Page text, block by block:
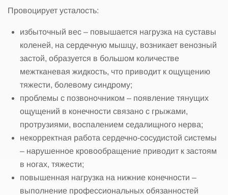
Провоцирует усталость:
избыточный вес – повышается нагрузка на суставы
коленей, на сердечную мышцу, возникает венозный
застой, образуется в большом количестве
межтканевая жидкость, что приводит к ощущению
тяжести, болевому синдрому;
проблемы с позвоночником – появление тянущих
ощущений в конечности связано с грыжами,
протрузиями, воспалением седалищного нерва;
некорректная работа сердечно-сосудистой системы
– нарушенное кровообращение приводит к застоям
в ногах, тяжести;
повышенная нагрузка на нижние конечности –
выполнение профессиональных обязанностей